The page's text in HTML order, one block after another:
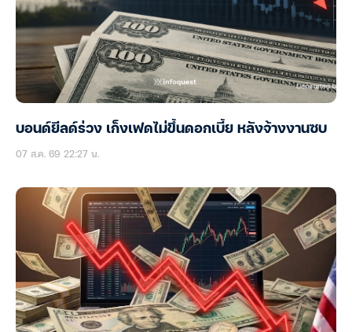
บอนด์ยีลด์ร่วง เก็งเฟดไม่ขึ้นดอกเบี้ย หลังจ้างงานซบ
07 ส.ค. 69 22:27 น.